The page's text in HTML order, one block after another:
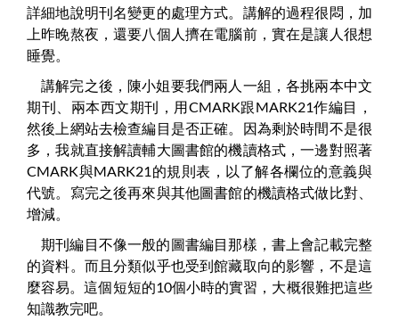
詳細地說明刊名變更的處理方式。講解的過程很悶，加
上昨晚熬夜，還要八個人擠在電腦前，實在是讓人很想
睡覺。
講解完之後，陳小姐要我們兩人一組，各挑兩本中文
期刊、兩本西文期刊，用CMARK跟MARK21作編目，
然後上網站去檢查編目是否正確。因為剩於時間不是很
多，我就直接解讀輔大圖書館的機讀格式，一邊對照著
CMARK與MARK21的規則表，以了解各欄位的意義與
代號。寫完之後再來與其他圖書館的機讀格式做比對、
增減。
期刊編目不像一般的圖書編目那樣，書上會記載完整
的資料。而且分類似乎也受到館藏取向的影響，不是這
麼容易。這個短短的10個小時的實習，大概很難把這些
知識教完吧。